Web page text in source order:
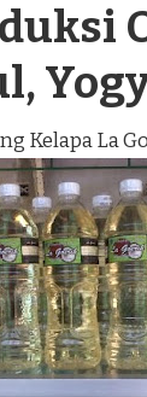
Kelapa La